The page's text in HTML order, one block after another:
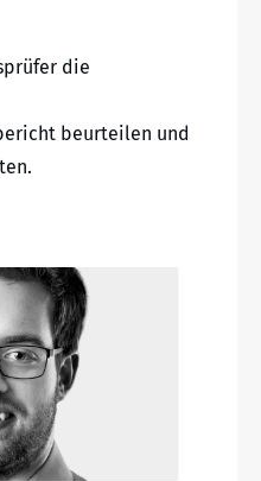
die
beurteilen und